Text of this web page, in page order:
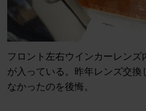
フロント左右ウインカーレンズ
が入っている。昨年レンズ交換
なかったのを後悔。